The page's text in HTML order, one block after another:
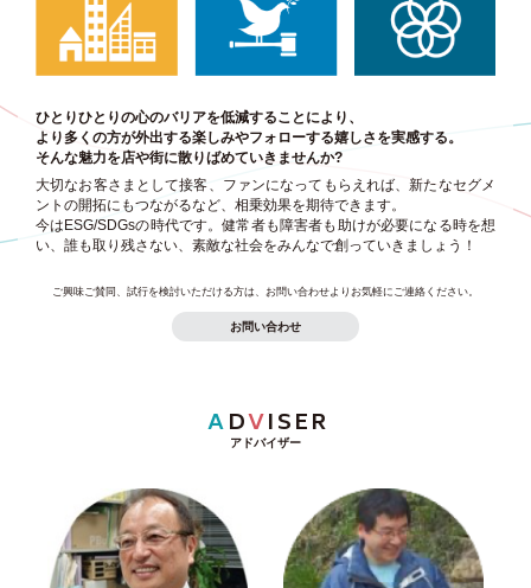
ひとりひとりの心のバリアを低減することにより、
より多くの方が外出する楽しみやフォローする嬉しさを実感する。
そんな魅力を店や街に散りばめていきませんか?
大切なお客さまとして接客、ファンになってもらえれば、新たなセグメ
ントの開拓にもつながるなど、相乗効果を期待できます。
今はESG/SDGsの時代です。健常者も障害者も助けが必要になる時を想
い、誰も取り残さない、素敵な社会をみんなで創っていきましょう！
ご興味ご賛同、試行を検討いただける方は、お問い合わせよりお気軽にご連絡ください。
お問い合わせ
ADVISER
アドバイザー